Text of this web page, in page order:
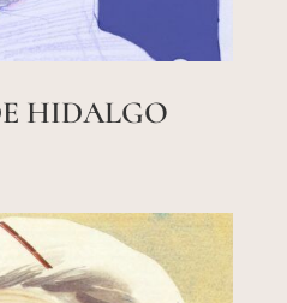
HIDALGO